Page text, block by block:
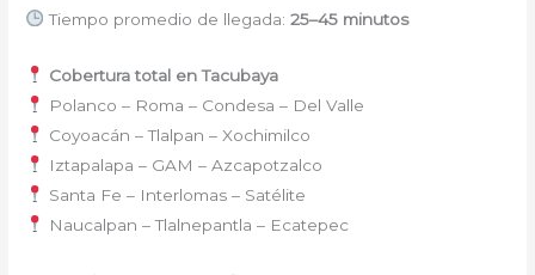
Tiempo promedio de llegada: 25–45 minutos
Cobertura total en Tacubaya
Polanco – Roma – Condesa – Del Valle
Coyoacán – Tlalpan – Xochimilco
Iztapalapa – GAM – Azcapotzalco
Santa Fe – Interlomas – Satélite
Naucalpan – Tlalnepantla – Ecatepec